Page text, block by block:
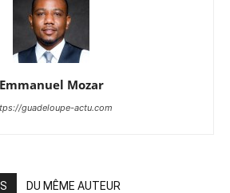
Emmanuel Mozar
guadeloupe-actu.com
DU MÊME AUTEUR